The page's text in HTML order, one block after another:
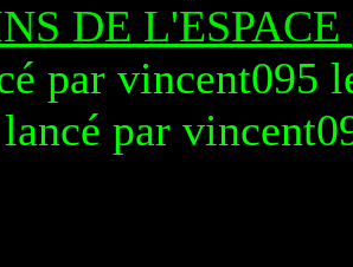
DE
par vincent095
lancé par